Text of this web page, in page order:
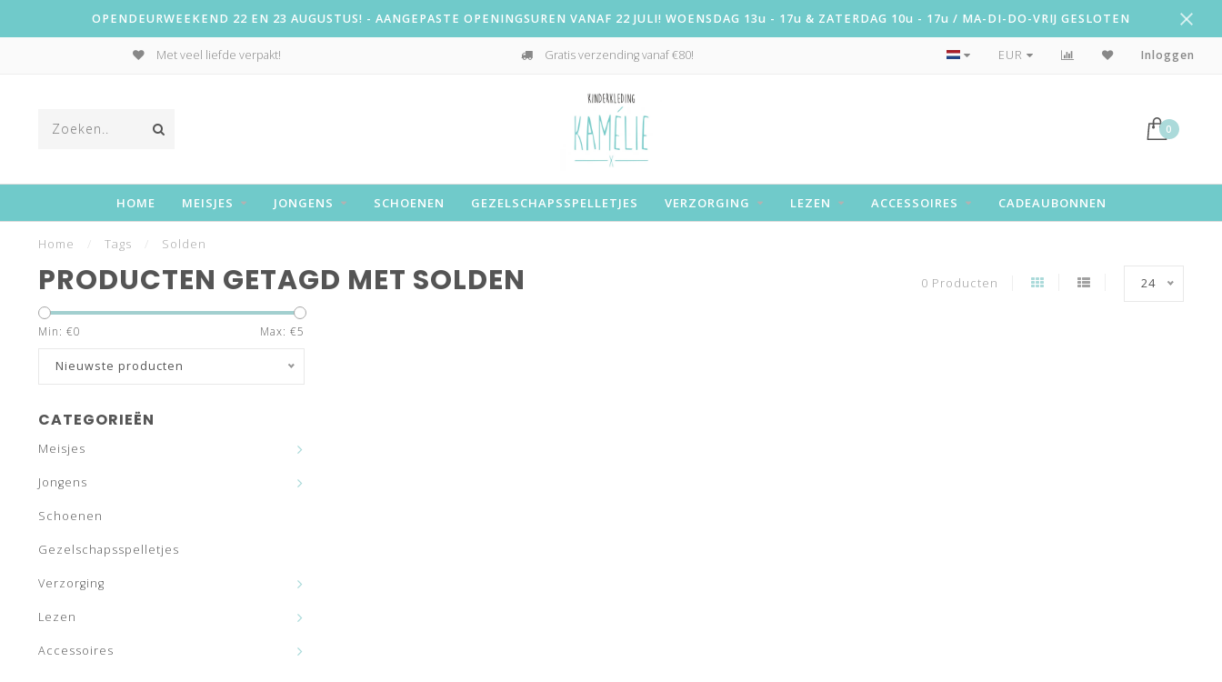
OPENDEURWEEKEND 22 EN 23 AUGUSTUS! - AANGEPASTE OPENINGSUREN VANAF 22 JULI! WOENSDAG 13u - 17u & ZATERDAG 10u - 17u / MA-DI-DO-VRIJ GESLOTEN
Met veel liefde verpakt! Gratis verzending vanaf €80! Snelle levering!
EUR Inloggen
0
HOME MEISJES JONGENS SCHOENEN GEZELSCHAPSSPELLETJES VERZORGING LEZEN ACCESSOIRES CADEAUBONNEN
Home Tags Solden
PRODUCTEN GETAGD MET SOLDEN 0 Producten 24
Min: €0 Max: €5
Nieuwste producten
CATEGORIEËN
Meisjes
Jongens
Schoenen
Gezelschapsspelletjes
Verzorging
Lezen
Accessoires